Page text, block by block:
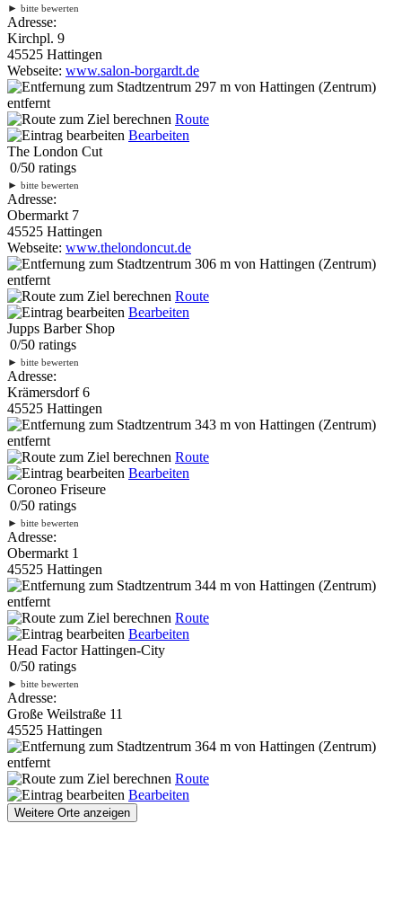
► bitte bewerten
Adresse:
Kirchpl. 9
45525 Hattingen
Webseite: www.salon-borgardt.de
297 m von Hattingen (Zentrum)
entfernt
Route
Bearbeiten
The London Cut
0/50 ratings
► bitte bewerten
Adresse:
Obermarkt 7
45525 Hattingen
Webseite: www.thelondoncut.de
306 m von Hattingen (Zentrum)
entfernt
Route
Bearbeiten
Jupps Barber Shop
0/50 ratings
► bitte bewerten
Adresse:
Krämersdorf 6
45525 Hattingen
343 m von Hattingen (Zentrum)
entfernt
Route
Bearbeiten
Coroneo Friseure
0/50 ratings
► bitte bewerten
Adresse:
Obermarkt 1
45525 Hattingen
344 m von Hattingen (Zentrum)
entfernt
Route
Bearbeiten
Head Factor Hattingen-City
0/50 ratings
► bitte bewerten
Adresse:
Große Weilstraße 11
45525 Hattingen
364 m von Hattingen (Zentrum)
entfernt
Route
Bearbeiten
Weitere Orte anzeigen